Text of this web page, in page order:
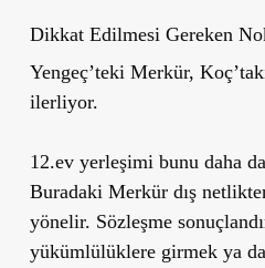
Dikkat Edilmesi Gereken
Yengeç’teki Merkür,
ilerliyor.
12.ev yerleşimi bunu daha
Buradaki Merkür dış
yönelir. Sözleşme
yükümlülüklere girmek ya